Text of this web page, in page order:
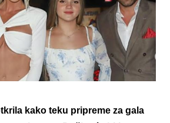
kako teku pripreme za gala